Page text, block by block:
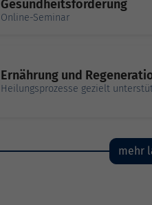
Gesundheitsförderung
Online-Seminar
Ernährung und
Heilungsprozesse gezielt
mehr